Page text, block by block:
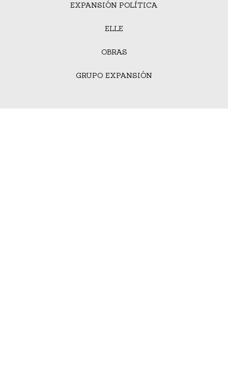
EXPANSIÓN POLÍTICA
ELLE
OBRAS
GRUPO EXPANSIÓN